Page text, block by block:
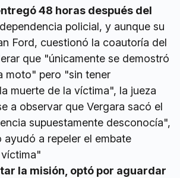
48 horas después del
policial, y aunque su
Ford, cuestionó la coautoría del
que "únicamente se demostró
moto" pero "sin tener
muerte de la víctima", la jueza
a observar que Vergara sacó el
supuestamente desconocía",
a repeler el embate
la misión, optó por aguardar